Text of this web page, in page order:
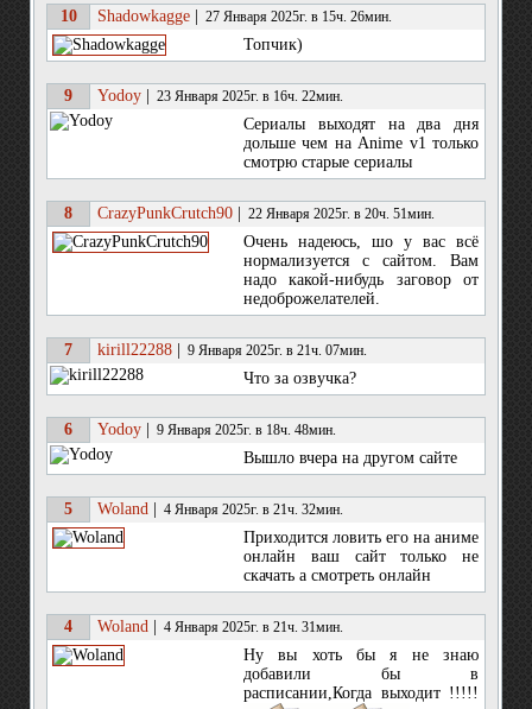
10 Shadowkagge 27 Января 2025г. в 15ч. 26мин.
Топчик)
9 Yodoy 23 Января 2025г. в 16ч. 22мин.
Сериалы выходят на два дня
дольше чем на Anime v1 только
смотрю старые сериалы
8 CrazyPunkCrutch90 22 Января 2025г. в 20ч. 51мин.
Очень надеюсь, шо у вас всё
нормализуется с сайтом. Вам
надо какой-нибудь заговор от
недоброжелателей.
7 kirill22288 9 Января 2025г. в 21ч. 07мин.
Что за озвучка?
6 Yodoy 9 Января 2025г. в 18ч. 48мин.
Вышло вчера на другом сайте
5 Woland 4 Января 2025г. в 21ч. 32мин.
Приходится ловить его на аниме
онлайн ваш сайт только не
скачать а смотреть онлайн
4 Woland 4 Января 2025г. в 21ч. 31мин.
Ну вы хоть бы я не знаю
добавили бы в
расписании,Когда выходит !!!!!